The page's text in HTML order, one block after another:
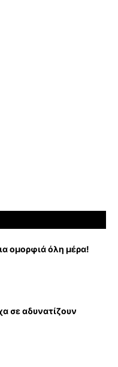
ομορφιά όλη μέρα!
σε αδυνατίζουν